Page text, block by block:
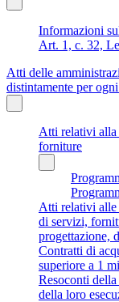
Informazioni
Art. 1, c. 32,
Atti delle
distintamente per
Atti relativi alla
forniture
Atti relativi alle
di servizi,
progettazione,
Contratti di
superiore a 1
Resoconti
della loro